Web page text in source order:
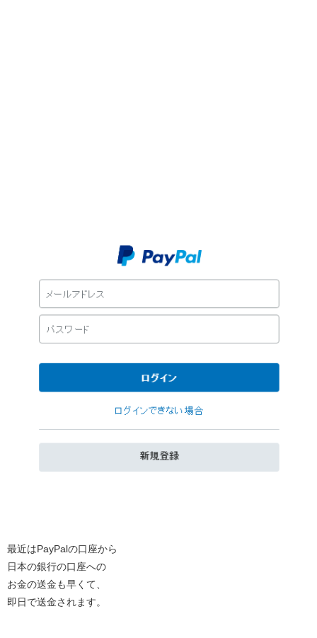
最近はPayPalの口座から
日本の銀行の口座への
お金の送金も早くて、
即日で送金されます。